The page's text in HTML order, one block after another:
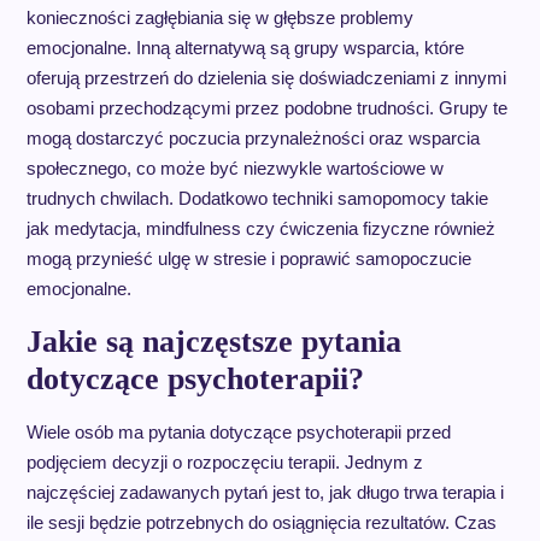
konieczności zagłębiania się w głębsze problemy
emocjonalne. Inną alternatywą są grupy wsparcia, które
oferują przestrzeń do dzielenia się doświadczeniami z innymi
osobami przechodzącymi przez podobne trudności. Grupy te
mogą dostarczyć poczucia przynależności oraz wsparcia
społecznego, co może być niezwykle wartościowe w
trudnych chwilach. Dodatkowo techniki samopomocy takie
jak medytacja, mindfulness czy ćwiczenia fizyczne również
mogą przynieść ulgę w stresie i poprawić samopoczucie
emocjonalne.
Jakie są najczęstsze pytania
dotyczące psychoterapii?
Wiele osób ma pytania dotyczące psychoterapii przed
podjęciem decyzji o rozpoczęciu terapii. Jednym z
najczęściej zadawanych pytań jest to, jak długo trwa terapia i
ile sesji będzie potrzebnych do osiągnięcia rezultatów. Czas